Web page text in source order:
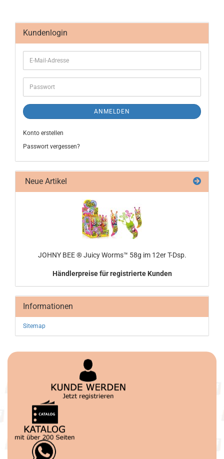
Kundenlogin
ANMELDEN
Konto erstellen
Passwort vergessen?
Neue Artikel
JOHNY BEE ® Juicy Worms™ 58g im 12er T-Dsp.
Händlerpreise für registrierte Kunden
Informationen
Sitemap